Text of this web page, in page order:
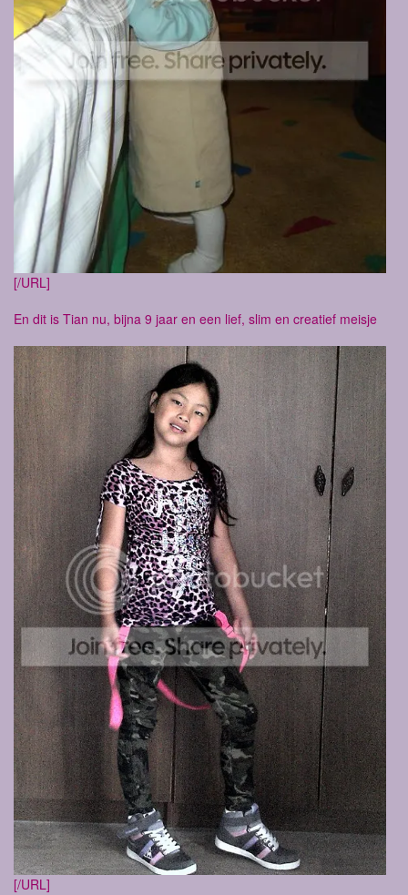
[/URL]
En dit is Tian nu, bijna 9 jaar en een lief, slim en creatief meisje
[/URL]